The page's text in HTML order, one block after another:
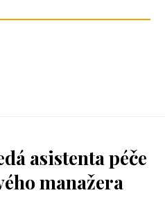
asistenta péče
manažera